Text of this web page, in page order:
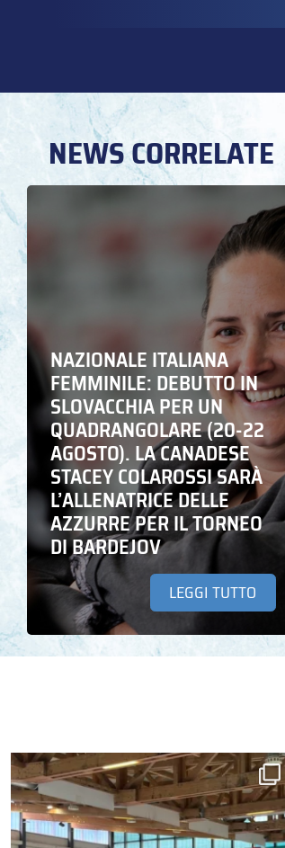
NEWS CORRELATE
NAZIONALE ITALIANA
FEMMINILE: DEBUTTO IN
SLOVACCHIA PER UN
QUADRANGOLARE (20-22
AGOSTO). LA CANADESE
STACEY COLAROSSI SARÀ
L’ALLENATRICE DELLE
AZZURRE PER IL TORNEO
DI BARDEJOV
LEGGI TUTTO